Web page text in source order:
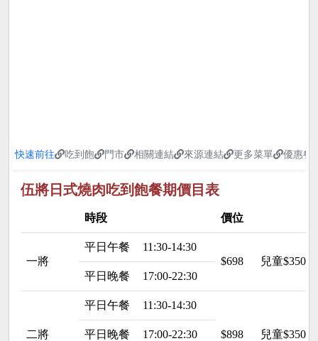
快速前往 吃到飽 門市 相關連結 來源連結 更多菜單 優惠餐
伍將日式燒肉吃到飽餐期價目表
時段 價位
一將
平日午餐
11:30-14:30
$698
兒童
平日晚餐
17:00-22:30
二將
平日午餐 11:30-14:30
$898 兒童
平日晚餐 17:00-22:30